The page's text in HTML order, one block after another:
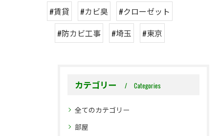
#賃貸 #カビ臭
#クローゼット
#防カビ工事
#埼玉 #東京
カテゴリー Categories
全てのカテゴリー
部屋